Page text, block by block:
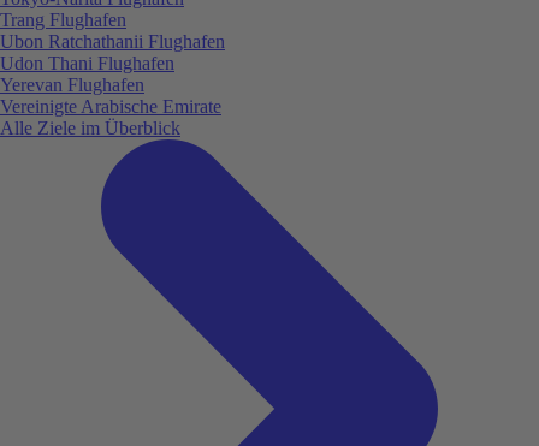
Trang Flughafen
Ubon Ratchathanii Flughafen
Udon Thani Flughafen
Yerevan Flughafen
Vereinigte Arabische Emirate
Alle Ziele im Überblick